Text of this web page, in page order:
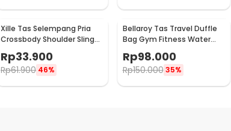
Xille Tas Selempang Pria
Crossbody Shoulder Sling
Bag Oxford Fabric - 9980
Rp33.900
Rp61.900 46%
Bellaroy Tas Travel Duffle
Bag Gym Fitness Water
Resistant 36-55L - C50
Rp98.000
Rp150.000 35%